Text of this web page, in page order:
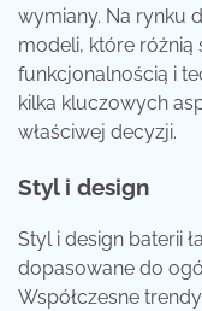
wymiany. Na rynku
modeli, które różnią
funkcjonalnością i
kilka kluczowych
właściwej decyzji.
Styl i design
Styl i design baterii
dopasowane do
Współczesne